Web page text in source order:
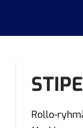
Rollo-